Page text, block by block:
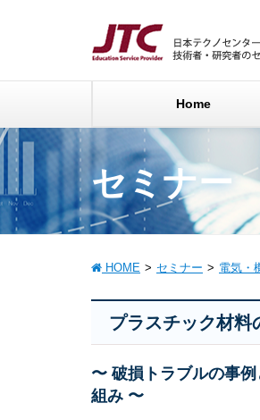
Home
セミナー
HOME セミナー 電気・
プラスチック材料
〜 破損トラブルの事
組み 〜